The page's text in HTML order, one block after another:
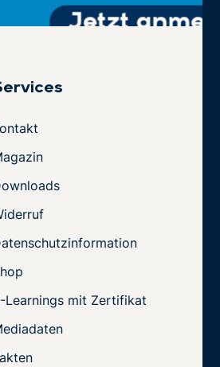
Learnings mit Zertifikat